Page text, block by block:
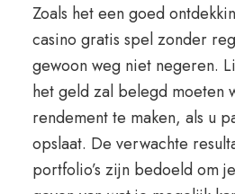
Zoals het een goed
casino gratis spel zonder
gewoon weg niet negeren.
het geld zal belegd moeten
rendement te maken, als u
opslaat. De verwachte
portfolio’s zijn bedoeld om